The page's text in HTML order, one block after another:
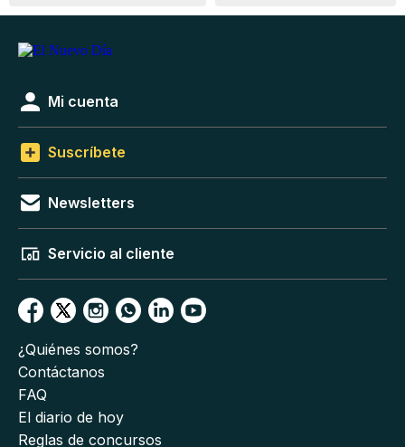
Mi cuenta
Suscríbete
Newsletters
Servicio al cliente
¿Quiénes somos?
Contáctanos
FAQ
El diario de hoy
Reglas de concursos